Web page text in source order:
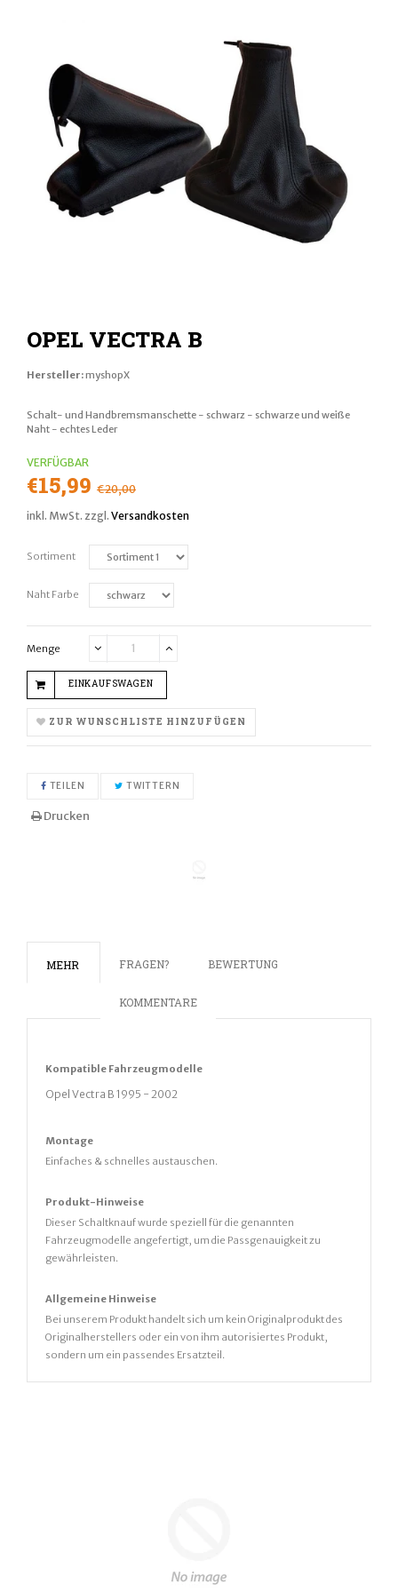
OPEL VECTRA B
Hersteller:myshopX
Schalt- und Handbremsmanschette - schwarz - schwarze und weiße
Naht - echtes Leder
VERFÜGBAR
Normaler
Preis
€15,99 €20,00
inkl. MwSt. zzgl. Versandkosten
Sortiment
Naht Farbe
Menge
missing:
de.cart.general.reduce_quantity
EINKAUFSWAGEN
ZUR WUNSCHLISTE HINZUFÜGEN
TEILEN AUF FACEBOOK TEILEN
TWITTERN
Drucken
MEHR FRAGEN? BEWERTUNG
KOMMENTARE
Kompatible Fahrzeugmodelle
Opel Vectra B 1995 - 2002
Montage
Einfaches & schnelles austauschen.
Produkt-Hinweise
Dieser Schaltknauf wurde speziell für die genannten
Fahrzeugmodelle angefertigt, um die Passgenauigkeit zu
gewährleisten.
Allgemeine Hinweise
Bei unserem Produkt handelt sich um kein Originalprodukt des
Originalherstellers oder ein von ihm autorisiertes Produkt,
sondern um ein passendes Ersatzteil.